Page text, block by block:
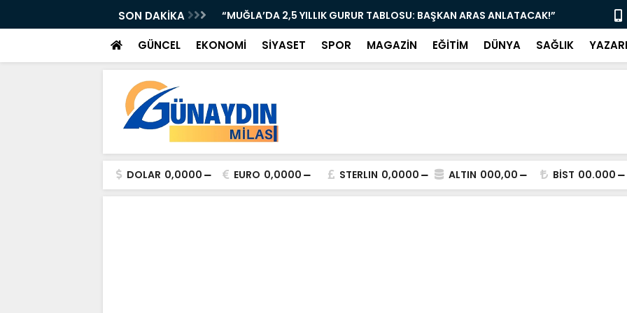
SON DAKİKA
KAZA: TIR KONTROLDEN ÇIKTI!” “MUĞLA’DA 2,5 YILLIK GURUR TABLOSU: BAŞKAN ARAS ANLATACAK!”
GÜNCEL EKONOMİ SİYASET SPOR MAGAZİN EĞİTİM DÜNYA SAĞLIK
DOLAR 0,0000 EURO 0,0000 STERLIN 0,0000 ALTIN 000,00 BİST 00.000